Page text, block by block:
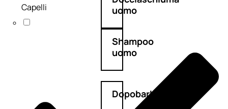
uomo
Shampoo
uomo
Dopobarba
Capelli